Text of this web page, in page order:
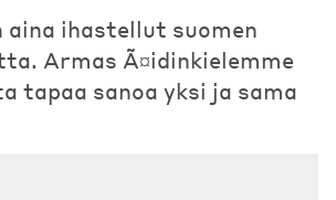
aina ihastellut suomen
Armas Ã¤idinkielemme
tapaa sanoa yksi ja sama